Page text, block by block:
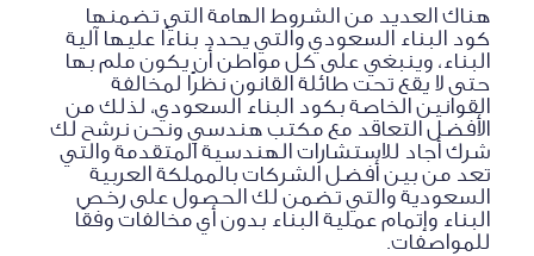
هناك العديد من الشروط الهامة التي تضمنها
كود البناء السعودي والتي يحدد بناءًا عليها آلية
البناء، وينبغي على كل مواطن أن يكون ملم بها
حتى لا يقع تحت طائلة القانون نظرًا لمخالفة
القوانين الخاصة بكود البناء السعودي، لذلك من
الأفضل التعاقد مع مكتب هندسي ونحن نرشح لك
شرك أجاد للاستشارات الهندسية المتقدمة والتي
تعد من بين أفضل الشركات بالمملكة العربية
السعودية والتي تضمن لك الحصول على رخص
البناء وإتمام عملية البناء بدون أي مخالفات وفقًا
للمواصفات.